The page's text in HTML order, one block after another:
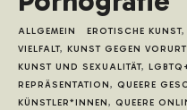
ALLGEMEIN EROTISCHE KUNST,
VIELFALT, KUNST GEGEN
KUNST UND SEXUALITÄT,
REPRÄSENTATION, QUEERE
KÜNSTLER*INNEN, QUEERE